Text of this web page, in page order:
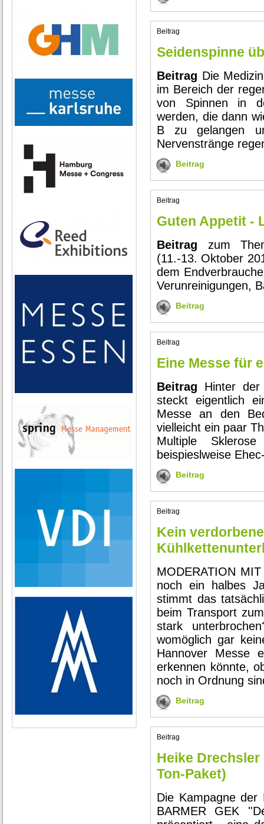
Beitrag
Seidenspinne
Beitrag Die
im Bereich der
von Spinnen in
werden, die dann
B zu gelangen
Nervenstränge
Beitrag
Beitrag
Guten Appetit -
Beitrag zum
(11.-13. Oktober
dem
Verunreinigungen,
Beitrag
Beitrag
Eine Messe für
Beitrag Hinter der
steckt eigentlich
Messe an den
vielleicht ein paar
Multiple
beispieslweise
Beitrag
Beitrag
Kein
MODERATION
noch ein halbes
stimmt das
beim Transport
stark
womöglich gar
Hannover Messe
erkennen könnte,
noch in Ordnung
Beitrag
Beitrag
Heike
Ton-Paket)
Die Kampagne der
BARMER GEK